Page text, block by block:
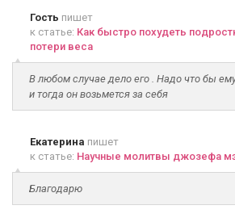
Гость пишет
к статье: Как быстро похудеть
потери веса
В любом случае дело его . Надо что бы
и тогда он возьмется за себя
Екатерина пишет
к статье: Научные молитвы джозефа
Благодарю